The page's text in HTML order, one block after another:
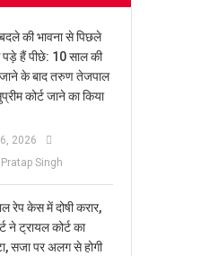
की भावना से पिछले
पड़े हैं पीछे: 10 साल की
के बाद तरुण तेजपाल
कोर्ट जाने का किया
2026
Singh
रेप केस में दोषी करार,
ने ट्रायल कोर्ट का
सजा पर अलग से होगी